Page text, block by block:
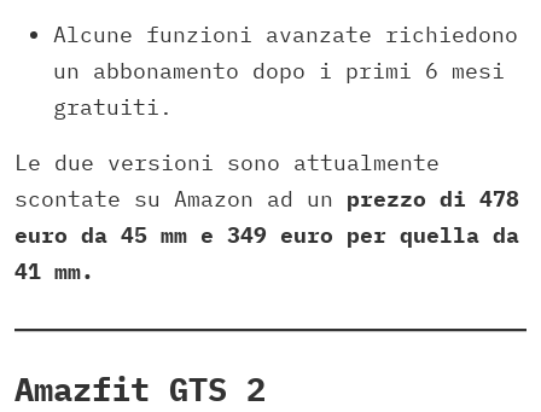
Alcune funzioni avanzate richiedono
un abbonamento dopo i primi 6 mesi
gratuiti.
Le due versioni sono attualmente
scontate su Amazon ad un prezzo di 478
euro da 45 mm e 349 euro per quella da
41 mm.
Amazfit GTS 2